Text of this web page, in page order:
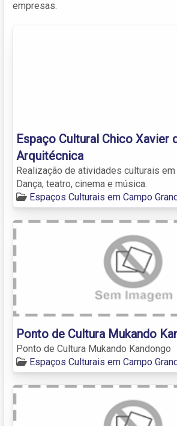
empresas.
Espaço Cultural Chico Xavier
Arquitécnica
Realização de atividades culturais em
Dança, teatro, cinema e música.
Espaços Culturais em Campo
Ponto de Cultura Mukando
Ponto de Cultura Mukando Kandongo
Espaços Culturais em Campo